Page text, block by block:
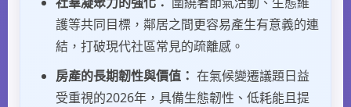
護等共同目標，鄰居之間更容易產生有意義的連
結，打破現代社區常見的疏離感。
房產的長期韌性與價值： 在氣候變遷議題日益
受重視的2026年，具備生態韌性、低耗能且提